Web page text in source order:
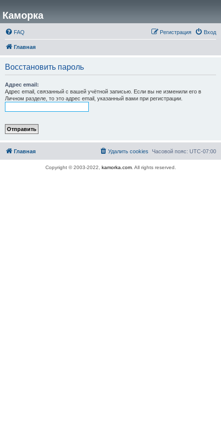
Каморка
FAQ Вход
Регистрация
Главная
Восстановить пароль
Адрес email:
Адрес email, связанный с вашей учётной записью. Если вы не изменили его в
Личном разделе, то это адрес email, указанный вами при регистрации.
Главная Часовой пояс: UTC-07:00
Удалить cookies
Copyright © 2003-2022, kamorka.com. All rights reserved.